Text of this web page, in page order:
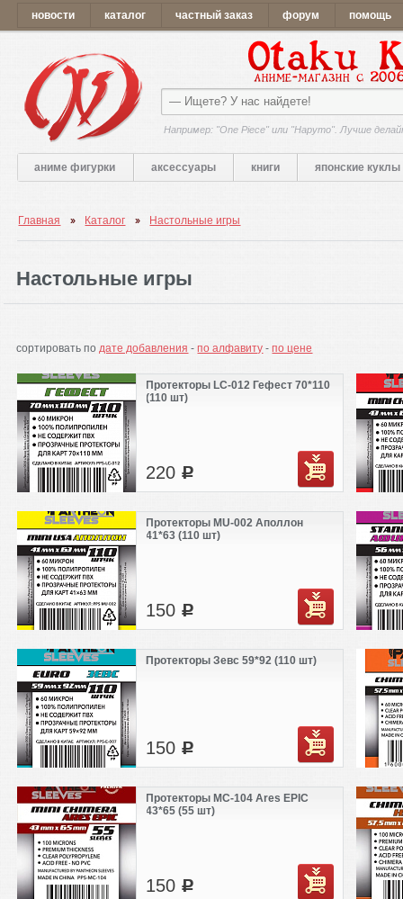
новости каталог частный заказ форум помощь
Например: "One Piece" или "Наруто". Лучше
аниме фигурки аксессуары книги японские куклы
Главная Каталог Настольные игры
Настольные игры
сортировать подате добавления -по алфавиту -по цене
Протекторы LC-012 Гефест 70*110
(110 шт)
220 c
Протекторы MU-002 Аполлон
41*63 (110 шт)
150 c
Протекторы Зевс 59*92 (110 шт)
150 c
Протекторы MC-104 Ares EPIC
43*65 (55 шт)
150 c